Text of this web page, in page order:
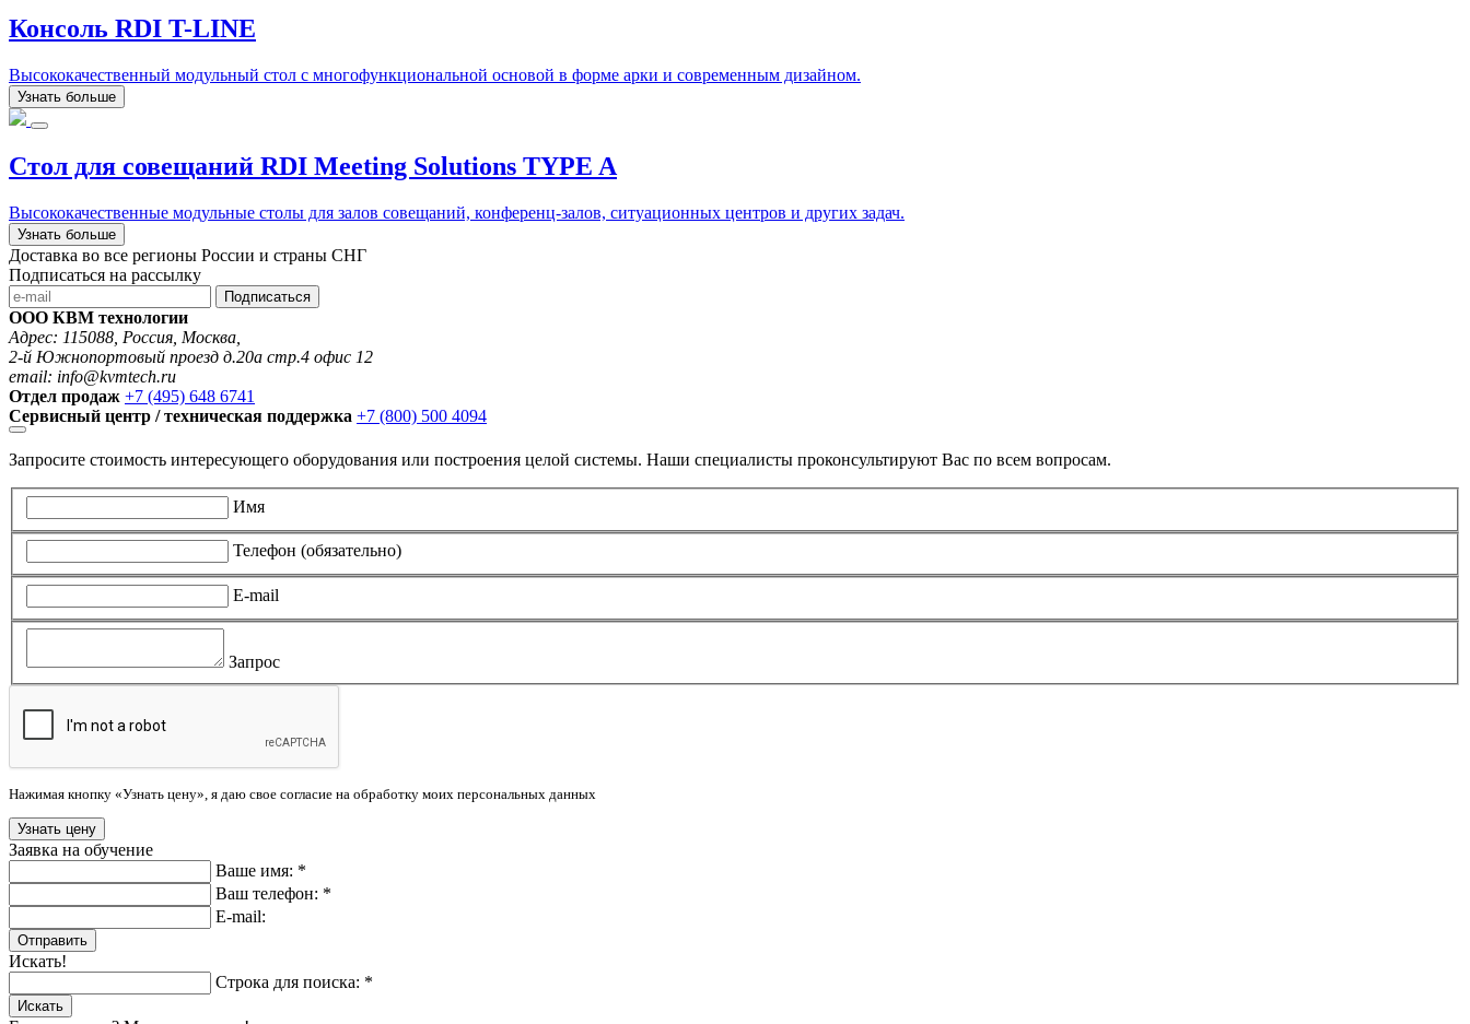
Консоль RDI T-LINE
Высококачественный модульный стол с многофункциональной основой в форме арки и современным дизайном.
Узнать больше
Стол для совещаний RDI Meeting Solutions TYPE A
Высококачественные модульные столы для залов совещаний, конференц-залов, ситуационных центров и других задач.
Узнать больше
Доставка во все регионы России и страны СНГ
Подписаться на рассылку
Подписаться
ООО КВМ технологии
Адрес: 115088, Россия, Москва,
2-й Южнопортовый проезд д.20а стр.4 офис 12
email: info@kvmtech.ru
Отдел продаж +7 (495) 648 6741
Сервисный центр / техническая поддержка +7 (800) 500 4094
Запросите стоимость интересующего оборудования или построения целой системы. Наши специалисты проконсультируют Вас по всем вопросам.
Имя
Телефон (обязательно)
E-mail
Запрос
Нажимая кнопку «Узнать цену», я даю свое согласие на обработку моих персональных данных
Заявка на обучение
Ваше имя: *
Ваш телефон: *
E-mail:
Отправить
Искать!
Строка для поиска: *
Искать